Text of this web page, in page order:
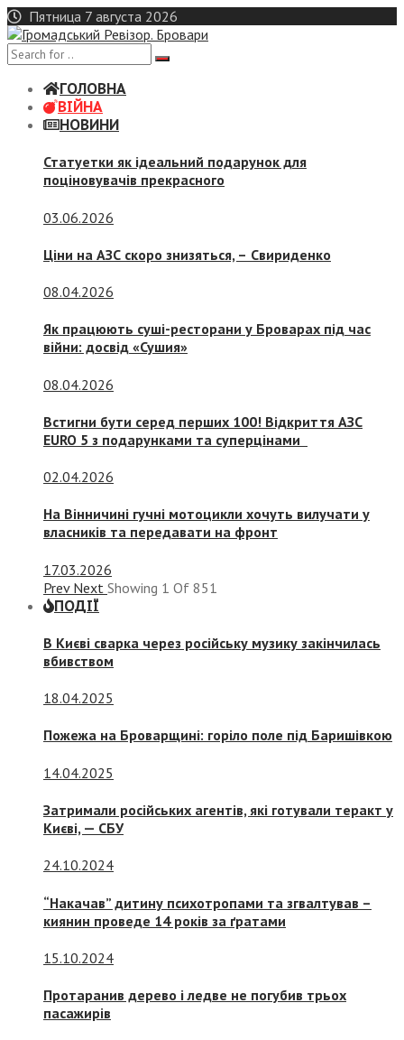
Skip
to
content
Пятница 7 августа 2026
ГОЛОВНА
ВІЙНА
НОВИНИ
Статуетки як ідеальний подарунок для
поціновувачів прекрасного
03.06.2026
Ціни на АЗС скоро знизяться, – Свириденко
08.04.2026
Як працюють суші-ресторани у Броварах під час
війни: досвід «Сушия»
08.04.2026
Встигни бути серед перших 100! Відкриття АЗС
EURO 5 з подарунками та суперцінами
02.04.2026
На Вінничині гучні мотоцикли хочуть вилучати у
власників та передавати на фронт
17.03.2026
Prev Next Showing 1 Of 851
ПОДІЇ
В Києві сварка через російську музику закінчилась
вбивством
18.04.2025
Пожежа на Броварщині: горіло поле під Баришівкою
14.04.2025
Затримали російських агентів, які готували теракт у
Києві, — СБУ
24.10.2024
“Накачав” дитину психотропами та згвалтував –
киянин проведе 14 років за ґратами
15.10.2024
Протаранив дерево і ледве не погубив трьох
пасажирів